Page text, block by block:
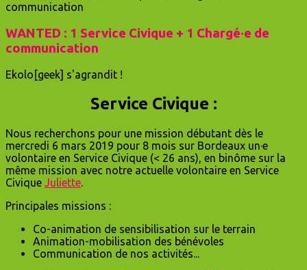
WANTED : 1 Service Civique + 1 Chargé·e de
communication
Ekolo[geek] s'agrandit !
Service Civique :
Nous recherchons pour une mission débutant dès le
mercredi 6 mars 2019 pour 8 mois sur Bordeaux un·e
volontaire en Service Civique (< 26 ans), en binôme sur la
même mission avec notre actuelle volontaire en Service
Civique Juliette.
Principales missions :
Co-animation de sensibilisation sur le terrain
Animation-mobilisation des bénévoles
Communication de nos activités...